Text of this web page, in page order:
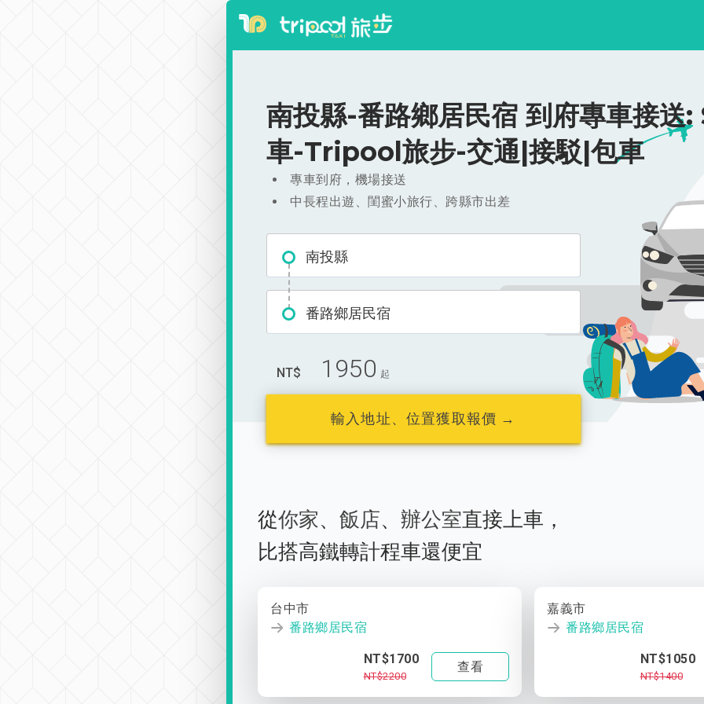
南投縣-番路鄉居民宿 到府專車接送
車-Tripool旅步-交通|接駁|包車
專車到府，機場接送
中長程出遊、閨蜜小旅行、跨縣市出差
南投縣
番路鄉居民宿
NT$ 1950 起
輸入地址、位置獲取報價 →
從你家、 飯店、 辦公室直接上車，
比搭高鐵轉計程車還便宜
台中市
番路鄉居民宿
NT$1700
NT$2200
查看
嘉義市
番路鄉居民宿
NT$1050
NT$1400